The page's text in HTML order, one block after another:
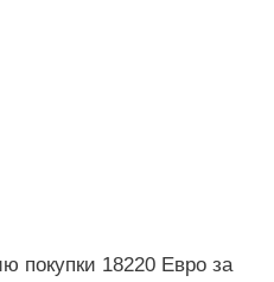
покупки 18220 Евро за